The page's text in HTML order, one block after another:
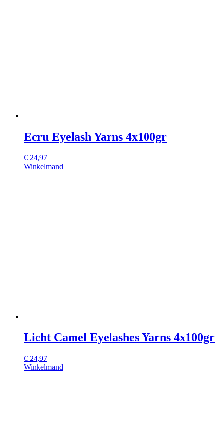
Ecru Eyelash Yarns 4x100gr
€ 24,97
Winkelmand
Licht Camel Eyelashes Yarns 4x100gr
€ 24,97
Winkelmand